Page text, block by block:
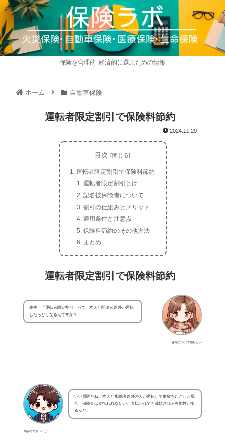
保険を合理的･経済的に選ぶための情報
ホーム 自動車保険
運転者限定割引で保険料節約
2024.11.20
目次
運転者限定割引で保険料節約
運転者限定割引とは
記名被保険者について
割引の仕組みとメリット
適用条件と注意点
保険料節約のその他方法
まとめ
運転者限定割引で保険料節約
保険について知りたい
先生、「運転者限定割引」って、本人と配偶者以外が運転
したらどうなるんですか？
保険のアドバイザー
いい質問だね。本人と配偶者以外の人が運転して事故を起こした場
合、保険金は支払われないか、支払われても減額される可能性があ
るんだ。